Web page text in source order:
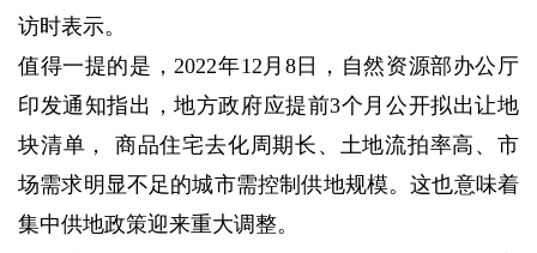
访时表示。
值得一提的是，2022年12月8日，自然资源部办公厅
印发通知指出，地方政府应提前3个月公开拟出让地
块清单， 商品住宅去化周期长、土地流拍率高、市
场需求明显不足的城市需控制供地规模。这也意味着
集中供地政策迎来重大调整。